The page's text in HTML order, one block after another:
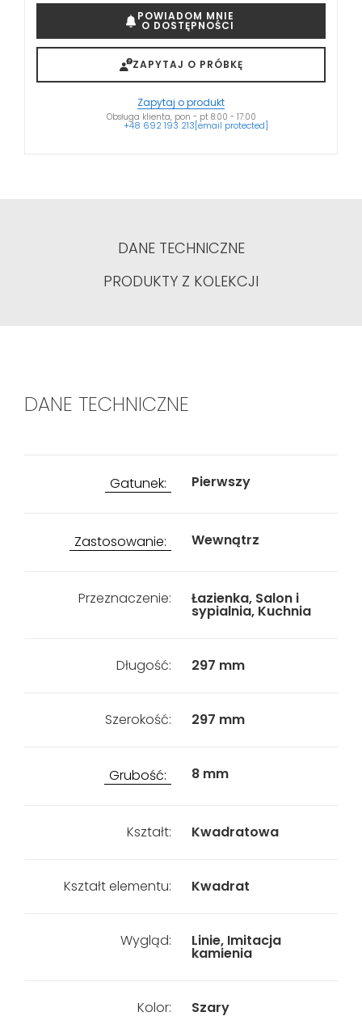
POWIADOM MNIE
O DOSTĘPNOŚCI
ZAPYTAJ O PRÓBKĘ
Zapytaj o produkt
Obsługa klienta, pon - pt 8:00 - 17:00
+48 692 193 213[email protected]
DANE TECHNICZNE
PRODUKTY Z KOLEKCJI
DANE TECHNICZNE
Gatunek: Pierwszy
Zastosowanie: Wewnątrz
Przeznaczenie: Łazienka, Salon i
sypialnia, Kuchnia
Długość: 297 mm
Szerokość: 297 mm
Grubość: 8 mm
Kształt: Kwadratowa
Kształt elementu: Kwadrat
Wygląd: Linie, Imitacja
kamienia
Kolor: Szary